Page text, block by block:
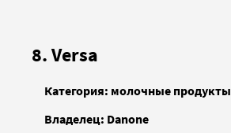
8. Versa
Категория: молочные продукты
Владелец: Danone